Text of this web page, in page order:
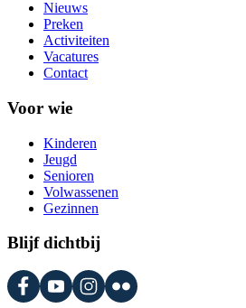
Nieuws
Preken
Activiteiten
Vacatures
Contact
Voor wie
Kinderen
Jeugd
Senioren
Volwassenen
Gezinnen
Blijf dichtbij